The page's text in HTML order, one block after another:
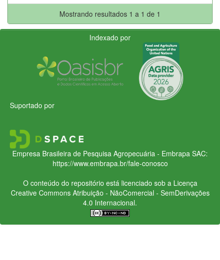
Mostrando resultados 1 a 1 de 1
Indexado por
Suportado por
Empresa Brasileira de Pesquisa Agropecuária - Embrapa SAC:
https://www.embrapa.br/fale-conosco
O conteúdo do repositório está licenciado sob a Licença
Creative CommonsAtribuição - NãoComercial - SemDerivações
4.0 Internacional.